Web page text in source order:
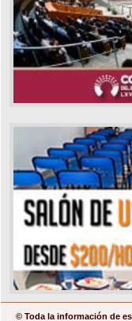
© Toda la información de